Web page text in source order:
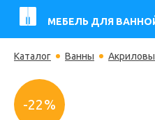
МЕБЕЛЬ ДЛЯ
Каталог Ванны
-22%